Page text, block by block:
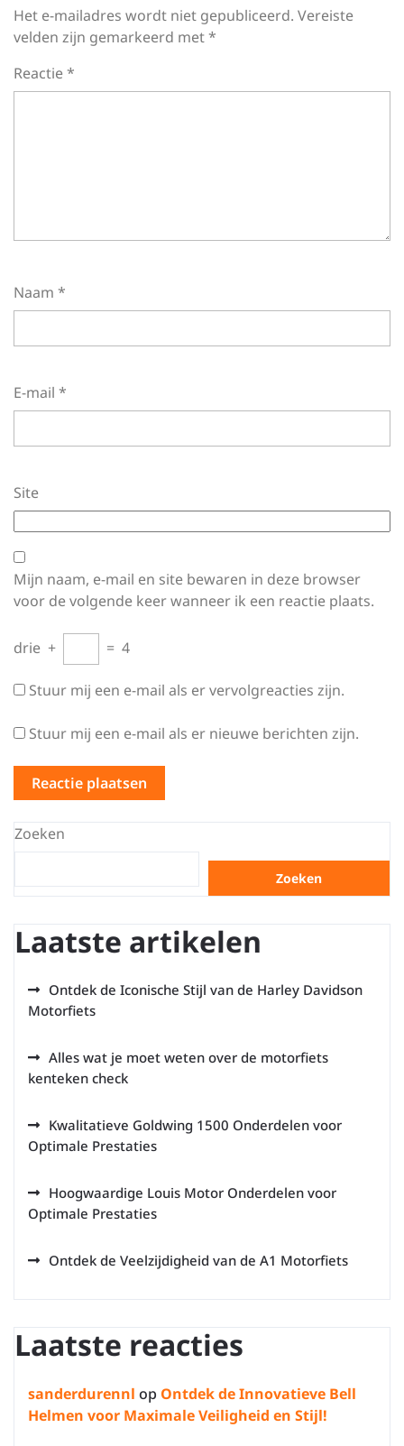
Het e-mailadres wordt niet gepubliceerd. Vereiste
velden zijn gemarkeerd met*
Reactie*
Naam *
E-mail *
Site
Mijn naam, e-mail en site bewaren in deze browser
voor de volgende keer wanneer ik een reactie plaats.
drie + = 4
Stuur mij een e-mail als er vervolgreacties zijn.
Stuur mij een e-mail als er nieuwe berichten zijn.
Zoeken
Zoeken
Laatste artikelen
Ontdek de Iconische Stijl van de Harley Davidson
Motorfiets
Alles wat je moet weten over de motorfiets
kenteken check
Kwalitatieve Goldwing 1500 Onderdelen voor
Optimale Prestaties
Hoogwaardige Louis Motor Onderdelen voor
Optimale Prestaties
Ontdek de Veelzijdigheid van de A1 Motorfiets
Laatste reacties
sanderdurennl op Ontdek de Innovatieve Bell
Helmen voor Maximale Veiligheid en Stijl!